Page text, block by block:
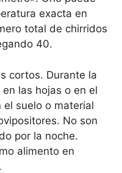
exacta en
total de chirridos
40.
cortos. Durante la
las hojas o en el
el suelo o material
No son
por la noche.
alimento en